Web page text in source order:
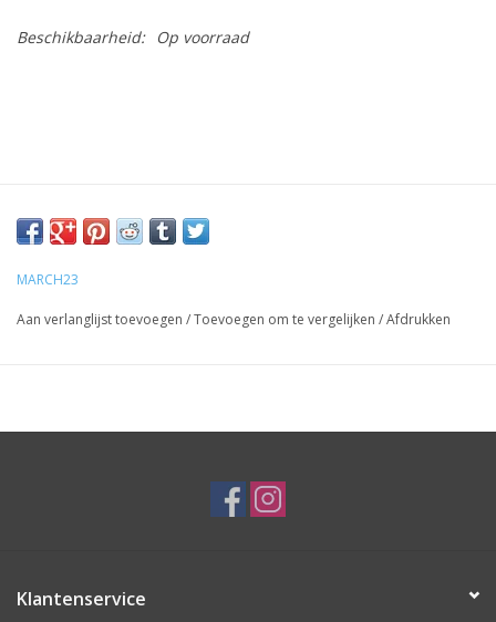
Beschikbaarheid: Op voorraad
MARCH23
Aan verlanglijst toevoegen /Toevoegen om te vergelijken /Afdrukken
Klantenservice